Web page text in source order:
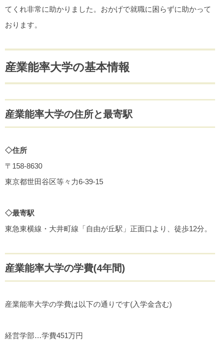
てくれ非常に助かりました。おかげで就職に困らずに助かって
おります。
産業能率大学の基本情報
産業能率大学の住所と最寄駅
◇住所
〒158-8630
東京都世田谷区等々力6-39-15
◇最寄駅
東急東横線・大井町線「自由が丘駅」正面口より、徒歩12分。
産業能率大学の学費(4年間)
産業能率大学の学費は以下の通りです(入学金含む)
経営学部…学費451万円